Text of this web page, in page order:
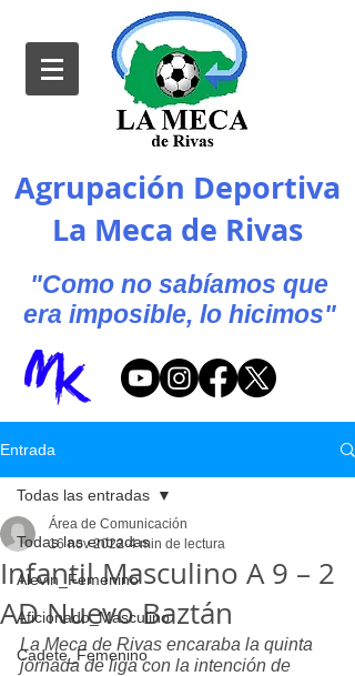
Agrupación Deportiva
La Meca de Rivas
"Como no sabíamos que
era imposible, lo hicimos"
Entrada
Todas las entradas
Alevin_Femenino
Aficionado_Masculino
Cadete_Femenino
Todas las entradas
Infantil Masculino A 9 – 2
AD Nuevo Baztán
Área de Comunicación
16 nov 2022 4 min de lectura
La Meca de Rivas encaraba la quinta
jornada de liga con la intención de